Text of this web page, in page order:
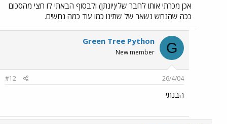
אכן מכרתי אותו לחבר שלי(יונתן) ולבסוף הבאתי לו חצי מהסכום
ככה שהנחש נשאר של שתינו כמו עוד כמה נחשים.
G
Green Tree Python
New member
26/4/04
#12
הבנתי